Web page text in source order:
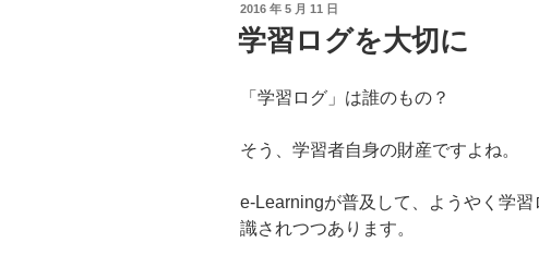
投
稿
日:
2016 年 5 月 11 日
学習ログを大切に
「学習ログ」は誰のもの？
そう、学習者自身の財産ですよね。
e-Learningが普及して、ようやく学
識されつつあります。